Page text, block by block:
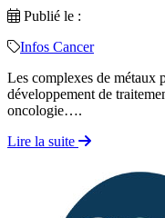
Publié le :
Infos Cancer
Les complexes de métaux
développement de
oncologie….
Lire la suite